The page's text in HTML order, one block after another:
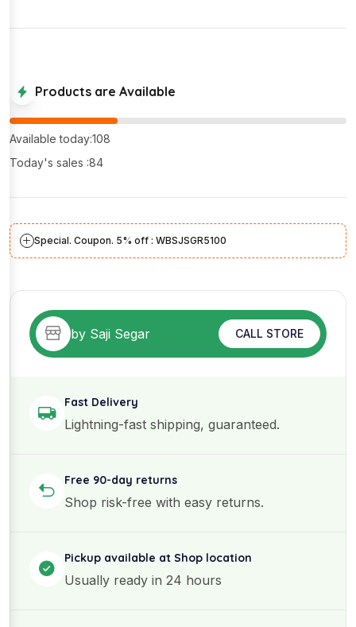
Products are Available
Available today:108
Today's sales :84
Special. Coupon. 5% off : WBSJSGR5100
by Saji Segar CALL STORE
Fast Delivery
Lightning-fast shipping, guaranteed.
Free 90-day returns
Shop risk-free with easy returns.
Pickup available at Shop location
Usually ready in 24 hours